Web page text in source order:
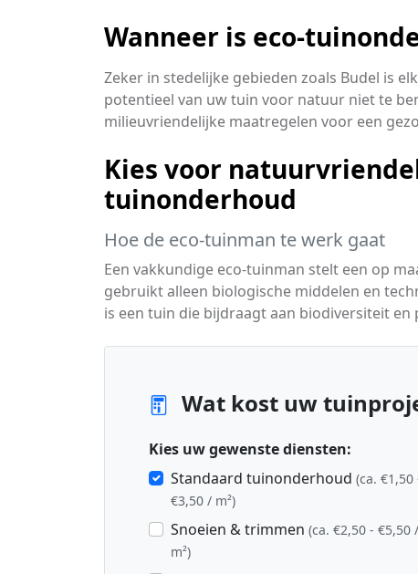
Wanneer is eco-
Zeker in stedelijke gebieden zoals Budel is
potentieel van uw tuin voor natuur niet te
milieuvriendelijke maatregelen voor een
Kies voor
tuinonderhoud
Hoe de eco-tuinman te werk gaat
Een vakkundige eco-tuinman stelt een op
gebruikt alleen biologische middelen en
is een tuin die bijdraagt aan biodiversiteit en
Wat kost uw
Kies uw gewenste diensten:
Standaard tuinonderhoud (ca. €1,50
€3,50 / m²)
Snoeien & trimmen (ca. €2,50 - €5,50 /
m²)